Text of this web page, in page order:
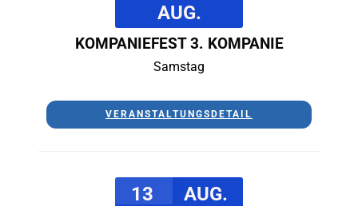
AUG.
KOMPANIEFEST 3. KOMPANIE
Samstag
VERANSTALTUNGSDETAIL
13 AUG.